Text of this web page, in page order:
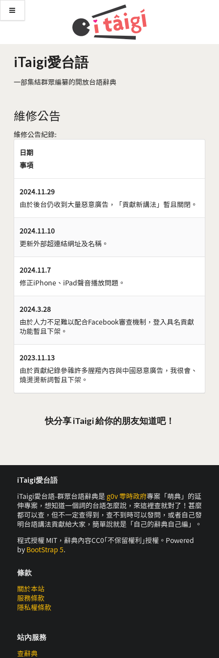
iTaigi愛台語
一部集結群眾編纂的開放台語辭典
維修公告
維修公告紀錄:
日期
事項
2024.11.29
由於後台仍收到大量惡意廣告，「貢獻新講法」暫且關閉。
2024.11.10
更新外部超連結網址及名稱。
2024.11.7
修正iPhone、iPad聲音播放問題。
2024.3.28
由於人力不足難以配合Facebook審查機制，登入具名貢獻
功能暫且下架。
2023.11.13
由於貢獻紀錄參雜許多腥羶內容與中國惡意廣告，我很會、
燒燙燙新詞暫且下架。
快分享 iTaigi 給你的朋友知道吧！
iTaigi愛台語
iTaigi愛台語-群眾台語辭典是 g0v 零時政府專案「萌典」的延
伸專案，想知道一個詞的台語怎麼說，來這裡查就對了！甚麼
都可以查，但不一定查得到，查不到時可以發問，或者自己發
明台語講法貢獻給大家，簡單說就是「自己的辭典自己編」。
程式授權 MIT，辭典內容CC0｢不保留權利｣授權。Powered
by BootStrap 5.
條款
關於本站
服務條款
隱私權條款
站內服務
查辭典